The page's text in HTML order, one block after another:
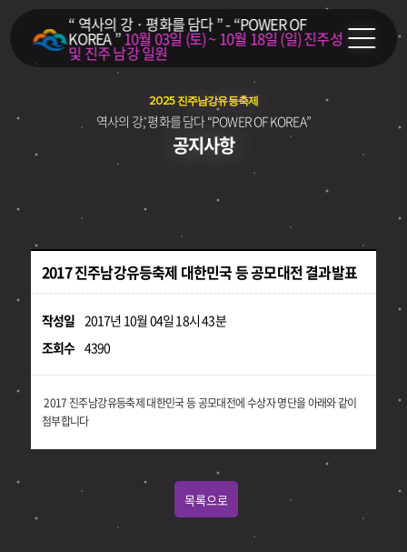
“ 역사의 강 · 평화를 담다 ” - “POWER OF
KOREA ”10월 03일 (토) ~ 10월 18일 (일)진주성
및 진주 남강 일원
2025 진주남강유등축제
역사의 강, 평화를 담다 “POWER OF KOREA”
공지사항
2017 진주남강유등축제 대한민국 등 공모대전 결과발표
작성일 2017년 10월 04일 18시 43분
조회수 4390
2017 진주남강유등축제 대한민국 등 공모대전에 수상자 명단을 아래와 같이
첨부합니다
목록으로